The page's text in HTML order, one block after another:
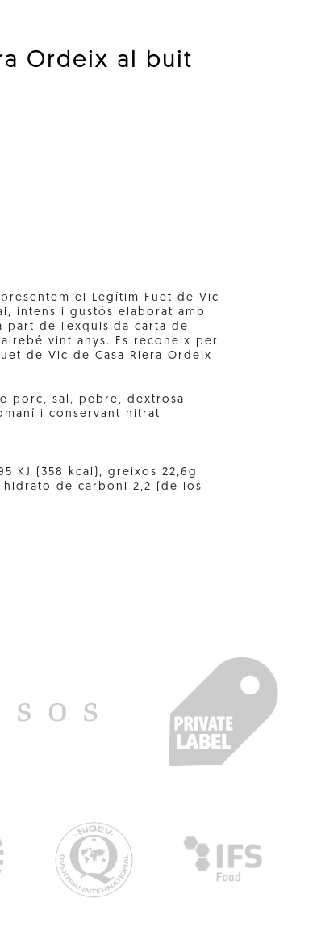
Ordeix al buit
el Legítim Fuet de Vic
intens i gustós elaborat amb
de lexquisida carta de
vint anys. Es reconeix per
de Vic de Casa Riera Ordeix
porc, sal, pebre, dextrosa
i conservant nitrat
KJ (358 kcal), greixos 22,6g
hidrato de carboni 2,2 (de los